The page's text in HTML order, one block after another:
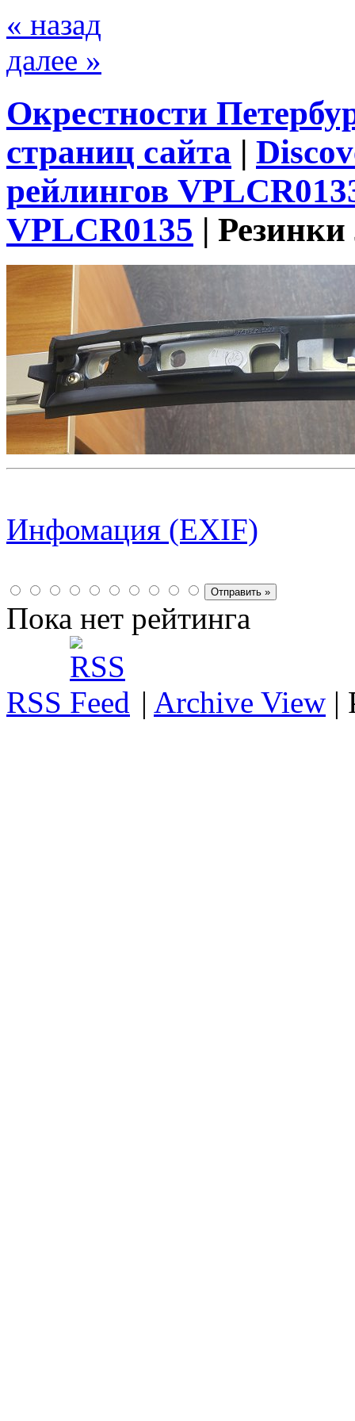
« назад
далее »
Окрестности
страниц сайта |
рейлингов
VPLCR0135 |
Инфомация (EXIF)
Пока нет рейтинга
RSS | Archive View |